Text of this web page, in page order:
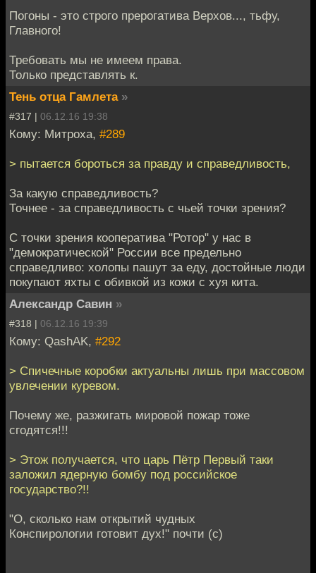
Погоны - это строго прерогатива Верхов..., тьфу,
Главного!
Требовать мы не имеем права.
Только представлять к.
Тень отца Гамлета »
#317 | 06.12.16 19:38
Кому: Митроха, #289
> пытается бороться за правду и справедливость,
За какую справедливость?
Точнее - за справедливость с чьей точки зрения?
С точки зрения кооператива "Ротор" у нас в
"демократической" России все предельно
справедливо: холопы пашут за еду, достойные люди
покупают яхты с обивкой из кожи с хуя кита.
Александр Савин »
#318 | 06.12.16 19:39
Кому: QashAK, #292
> Спичечные коробки актуальны лишь при массовом
увлечении куревом.
Почему же, разжигать мировой пожар тоже
сгодятся!!!
> Этож получается, что царь Пётр Первый таки
заложил ядерную бомбу под российское
государство?!!
"О, сколько нам открытий чудных
Конспирологии готовит дух!" почти (с)